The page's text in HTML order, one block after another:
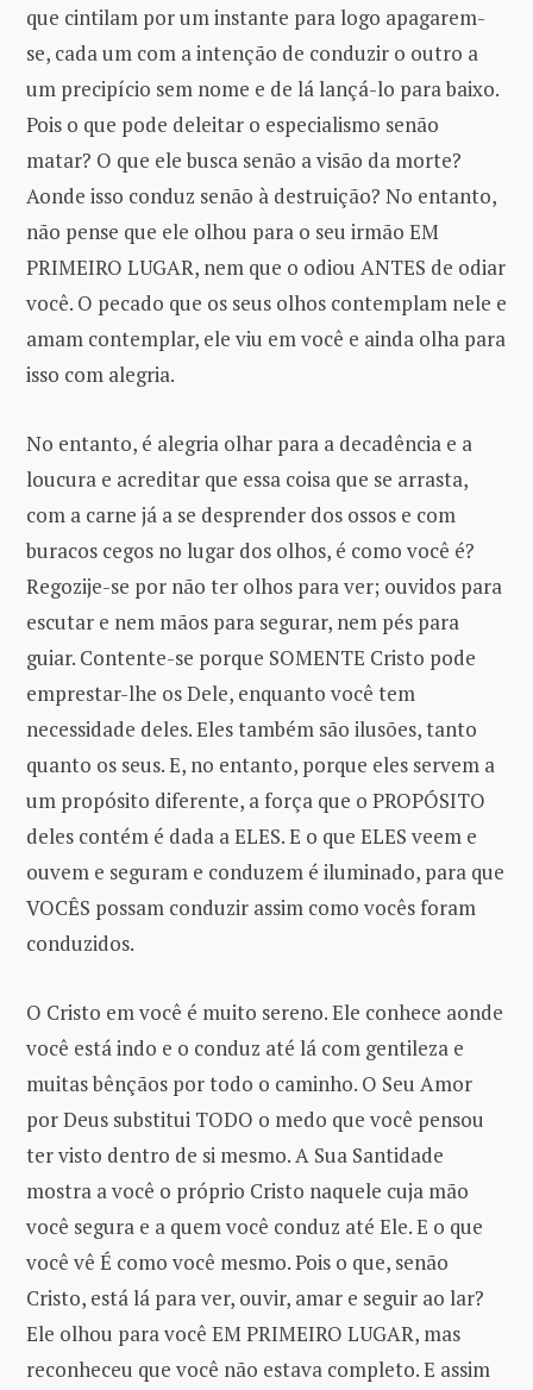
que cintilam por um instante para logo apagarem-
se, cada um com a intenção de conduzir o outro a
um precipício sem nome e de lá lançá-lo para baixo.
Pois o que pode deleitar o especialismo senão
matar? O que ele busca senão a visão da morte?
Aonde isso conduz senão à destruição? No entanto,
não pense que ele olhou para o seu irmão EM
PRIMEIRO LUGAR, nem que o odiou ANTES de odiar
você. O pecado que os seus olhos contemplam nele e
amam contemplar, ele viu em você e ainda olha para
isso com alegria.
No entanto, é alegria olhar para a decadência e a
loucura e acreditar que essa coisa que se arrasta,
com a carne já a se desprender dos ossos e com
buracos cegos no lugar dos olhos, é como você é?
Regozije-se por não ter olhos para ver; ouvidos para
escutar e nem mãos para segurar, nem pés para
guiar. Contente-se porque SOMENTE Cristo pode
emprestar-lhe os Dele, enquanto você tem
necessidade deles. Eles também são ilusões, tanto
quanto os seus. E, no entanto, porque eles servem a
um propósito diferente, a força que o PROPÓSITO
deles contém é dada a ELES. E o que ELES veem e
ouvem e seguram e conduzem é iluminado, para que
VOCÊS possam conduzir assim como vocês foram
conduzidos.
O Cristo em você é muito sereno. Ele conhece aonde
você está indo e o conduz até lá com gentileza e
muitas bênçãos por todo o caminho. O Seu Amor
por Deus substitui TODO o medo que você pensou
ter visto dentro de si mesmo. A Sua Santidade
mostra a você o próprio Cristo naquele cuja mão
você segura e a quem você conduz até Ele. E o que
você vê É como você mesmo. Pois o que, senão
Cristo, está lá para ver, ouvir, amar e seguir ao lar?
Ele olhou para você EM PRIMEIRO LUGAR, mas
reconheceu que você não estava completo. E assim